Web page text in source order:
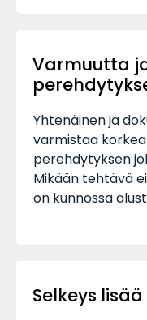
Varmuutta
Yhtenäinen ja
varmistaa
perehdytyksen
Mikään tehtävä
on kunnossa
Selkeys